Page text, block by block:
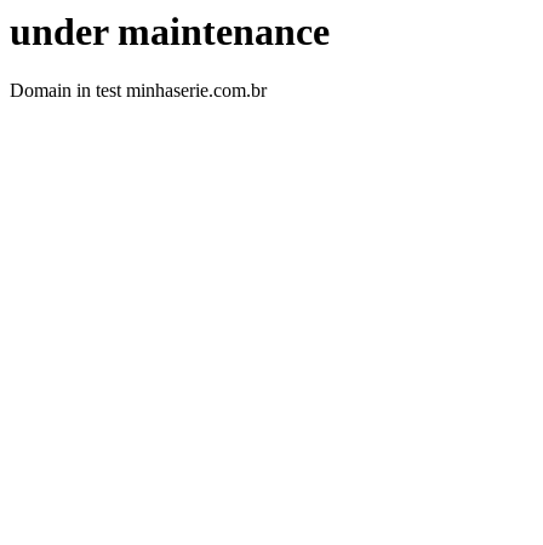
under maintenance
Domain in test minhaserie.com.br